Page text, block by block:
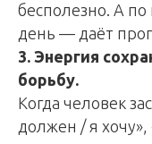
бесполезно. А
день — даёт
3. Энергия
борьбу.
Когда человек
должен / я